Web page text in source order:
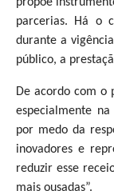
parcerias. Há o
durante a
público, a
De acordo com o
especialmente
por medo da
inovadores e
reduzir esse
mais ousadas”.